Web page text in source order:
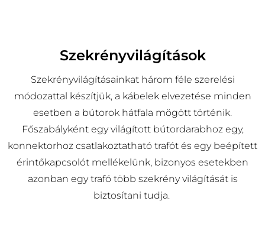
Szekrényvilágítások
Szekrényvilágításainkat három féle szerelési
módozattal készítjük, a kábelek elvezetése minden
esetben a bútorok hátfala mögött történik.
Főszabályként egy világított bútordarabhoz egy,
konnektorhoz csatlakoztatható trafót és egy beépített
érintőkapcsolót mellékelünk, bizonyos esetekben
azonban egy trafó több szekrény világítását is
biztosítani tudja.